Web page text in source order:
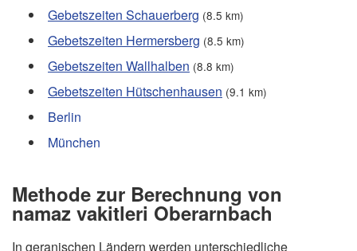
Gebetszeiten Schauerberg (8.5 km)
Gebetszeiten Hermersberg (8.5 km)
Gebetszeiten Wallhalben (8.8 km)
Gebetszeiten Hütschenhausen (9.1 km)
Berlin
München
Methode zur Berechnung von
namaz vakitleri Oberarnbach
In geranischen Ländern werden unterschiedliche